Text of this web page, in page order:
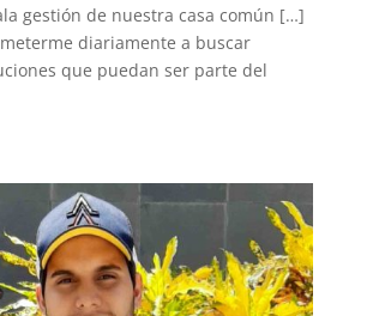
gestión de nuestra casa común […]
diariamente a buscar
que puedan ser parte del